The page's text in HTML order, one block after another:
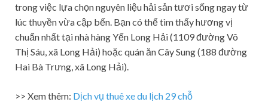
trong việc lựa chọn nguyên liệu hải sản tươi sống ngay từ
lúc thuyền vừa cập bến. Bạn có thể tìm thấy hương vị
chuẩn nhất tại nhà hàng Yến Long Hải (1109 đường Võ
Thị Sáu, xã Long Hải) hoặc quán ăn Cây Sung (188 đường
Hai Bà Trưng, xã Long Hải).
>> Xem thêm: Dịch vụ thuê xe du lịch 29 chỗ